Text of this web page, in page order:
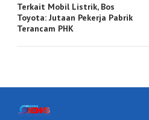
Terkait Mobil Listrik, Bos
Toyota: Jutaan Pekerja Pabrik
Terancam PHK